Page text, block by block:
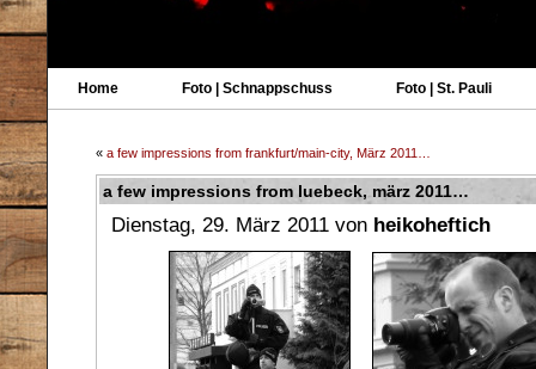
Home Foto | Schnappschuss Foto | St. Pauli
« a few impressions from frankfurt/main-city, März 2011…
a few impressions from luebeck, märz 2011…
Dienstag, 29. März 2011 von heikoheftich